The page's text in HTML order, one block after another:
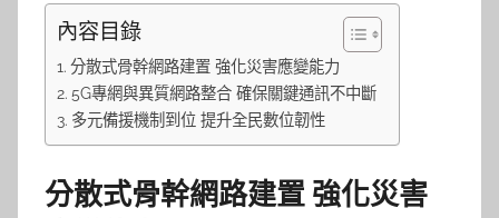
內容目錄
分散式骨幹網路建置 強化災害應變能力
5G專網與異質網路整合 確保關鍵通訊不中斷
多元備援機制到位 提升全民數位韌性
分散式骨幹網路建置 強化災害